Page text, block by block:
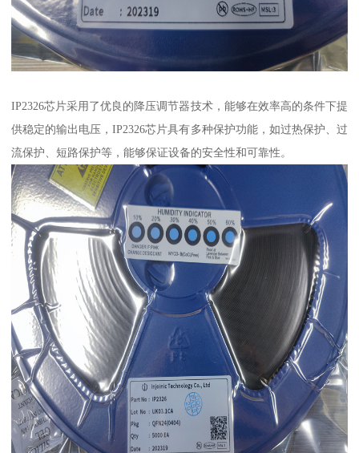
IP2326芯片采用了优良的降压调节器技术，能够在效率高的条件下提
供稳定的输出电压，IP2326芯片具有多种保护功能，如过热保护、过
流保护、短路保护等，能够保证设备的安全性和可靠性。